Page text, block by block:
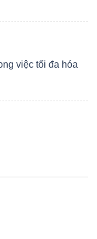
việc tối đa hóa